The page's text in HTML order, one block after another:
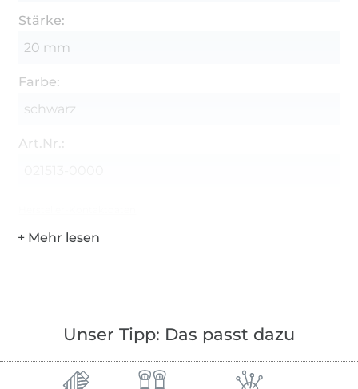
Stärke:
20 mm
Farbe:
schwarz
Art.Nr.:
Unser Tipp: Das passt dazu